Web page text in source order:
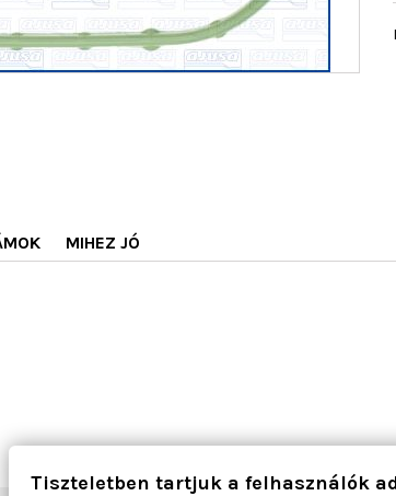
MIHEZ JÓ
Tiszteletben tartjuk a felhasználók